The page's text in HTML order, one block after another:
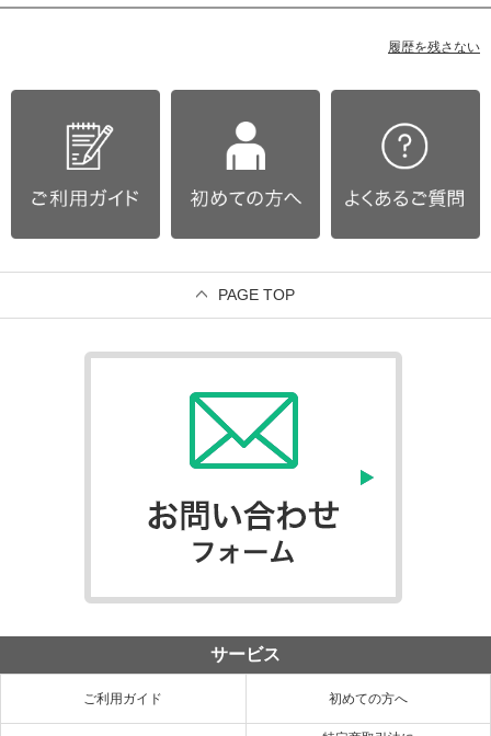
履歴を残さない
PAGE TOP
サービス
ご利用ガイド 初めての方へ